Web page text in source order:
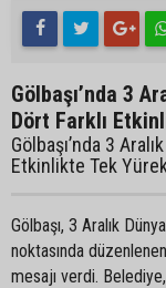
Gölbaşı’nda 3
Dört Farklı
Gölbaşı’nda 3
Etkinlikte Tek Yürek
Gölbaşı, 3 Aralık
noktasında
mesajı verdi.